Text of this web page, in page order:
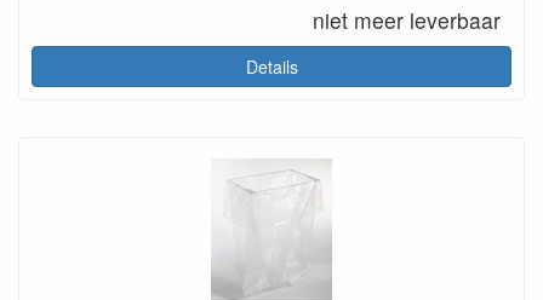
niet meer leverbaar
Details